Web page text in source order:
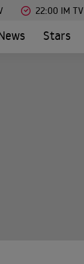
22:00 IM TV
Stars